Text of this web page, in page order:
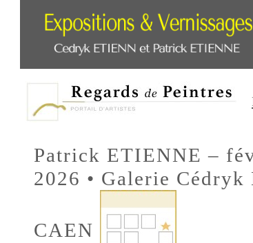
Patrick ETIENNE –
2026 • Galerie
CAEN